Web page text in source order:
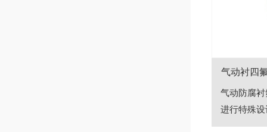
气动衬四
气动防腐
进行特殊